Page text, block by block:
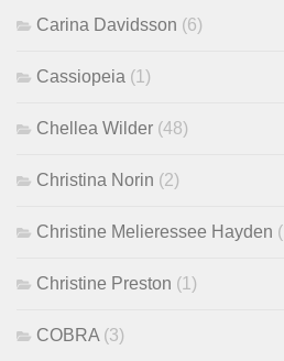
Carina Davidsson (6)
Cassiopeia (1)
Chellea Wilder (48)
Christina Norin (2)
Christine Melieressee Hayden
Christine Preston (1)
COBRA (3)